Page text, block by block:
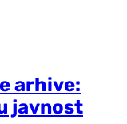
arhive:
javnost